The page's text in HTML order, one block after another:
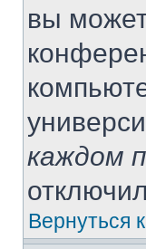
вы
каждом
Вернуться